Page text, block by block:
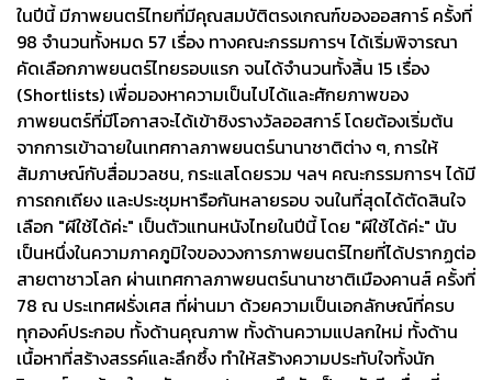
ในปีนี้ มีภาพยนตร์ไทยที่มีคุณสมบัติตรงเกณฑ์ของออสการ์ ครั้งที่
98 จำนวนทั้งหมด 57 เรื่อง ทางคณะกรรมการฯ ได้เริ่มพิจารณา
คัดเลือกภาพยนตร์ไทยรอบแรก จนได้จำนวนทั้งสิ้น 15 เรื่อง
(Shortlists) เพื่อมองหาความเป็นไปได้และศักยภาพของ
ภาพยนตร์ที่มีโอกาสจะได้เข้าชิงรางวัลออสการ์ โดยต้องเริ่มต้น
จากการเข้าฉายในเทศกาลภาพยนตร์นานาชาติต่าง ๆ, การให้
สัมภาษณ์กับสื่อมวลชน, กระแสโดยรวม ฯลฯ คณะกรรมการฯ ได้มี
การถกเถียง และประชุมหารือกันหลายรอบ จนในที่สุดได้ตัดสินใจ
เลือก "ผีใช้ได้ค่ะ" เป็นตัวแทนหนังไทยในปีนี้ โดย "ผีใช้ได้ค่ะ" นับ
เป็นหนึ่งในความภาคภูมิใจของวงการภาพยนตร์ไทยที่ได้ปรากฏต่อ
สายตาชาวโลก ผ่านเทศกาลภาพยนตร์นานาชาติเมืองคานส์ ครั้งที่
78 ณ ประเทศฝรั่งเศส ที่ผ่านมา ด้วยความเป็นเอกลักษณ์ที่ครบ
ทุกองค์ประกอบ ทั้งด้านคุณภาพ ทั้งด้านความแปลกใหม่ ทั้งด้าน
เนื้อหาที่สร้างสรรค์และลึกซึ้ง ทำให้สร้างความประทับใจทั้งนัก